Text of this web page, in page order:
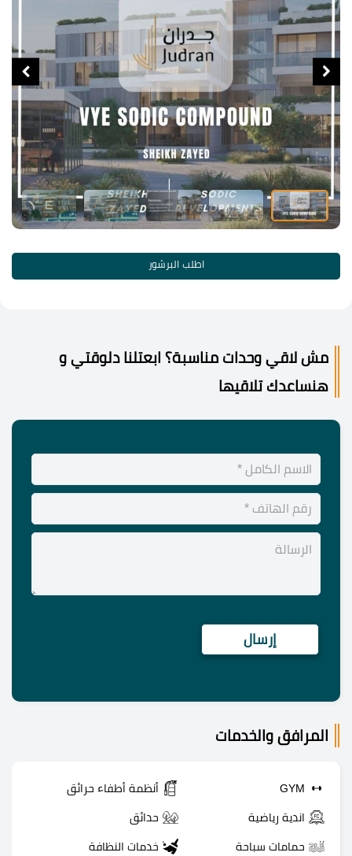
اطلب البرشور
مش لاقي وحدات مناسبة؟ ابعتلنا دلوقتي و
هنساعدك تلاقيها
المرافق والخدمات
GYM أنظمة أطفاء حرائق
اندية رياضية حدائق
حمامات سباحة خدمات النظافة